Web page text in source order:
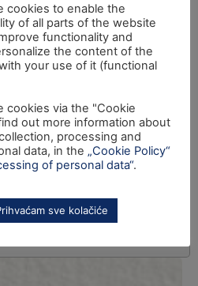
cookies to enable the
of all parts of the website
functionality and
the content of the
your use of it (functional
cookies via the "Cookie
out more information about
processing and
data, in the „Cookie Policy“
of personal data“.
sve kolačiće